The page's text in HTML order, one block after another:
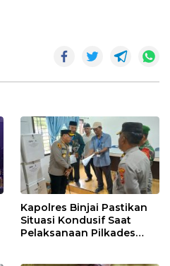
Kapolres Binjai Pastikan
Situasi Kondusif Saat
Pelaksanaan Pilkades